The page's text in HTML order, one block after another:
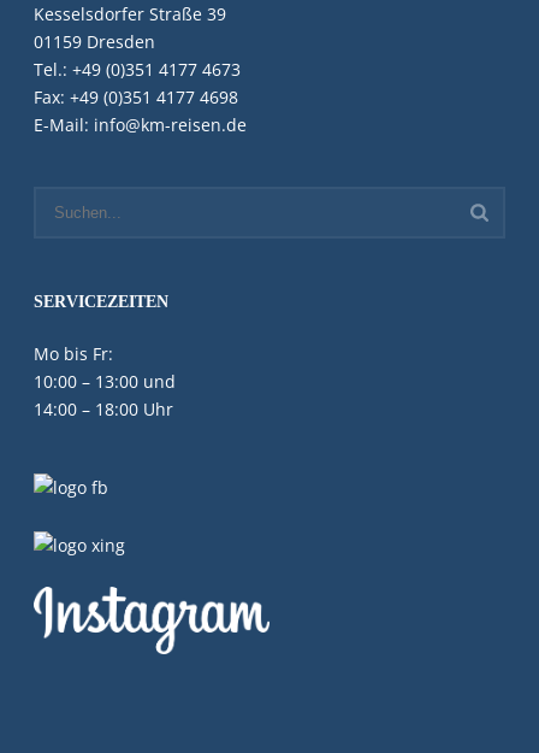
Kesselsdorfer Straße 39
01159 Dresden
Tel.: +49 (0)351 4177 4673
Fax: +49 (0)351 4177 4698
E-Mail: info@km-reisen.de
SERVICEZEITEN
Mo bis Fr:
10:00 – 13:00 und
14:00 – 18:00 Uhr